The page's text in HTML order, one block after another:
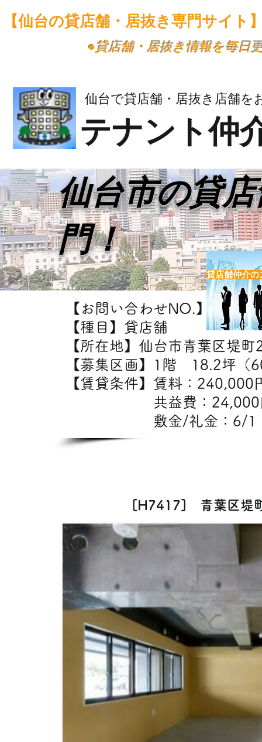
【仙台の貸店舗・居抜き専門サイト
​●貸店舗・居抜き情報を毎日
仙台で貸店舗・居抜き店舗を
テナント仲
【お問い合わせNO.】H7417
【種目】貸店舗
【所在地】仙台市青葉区堤町
【募集区画】1階 18.2坪（
【賃貸条件】賃料：
共益費：
敷金/礼金：6/1
[H7417] 青葉区堤
仙台市の貸
門！
貸店舗仲介の